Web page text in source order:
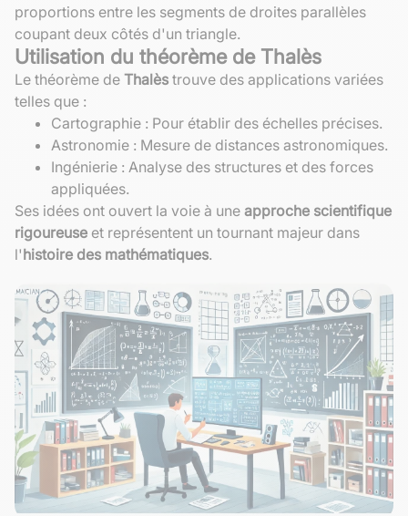
proportions entre les segments de droites parallèles
coupant deux côtés d'un triangle.
Utilisation du théorème de Thalès
Le théorème de Thalès trouve des applications variées
telles que :
Cartographie : Pour établir des échelles précises.
Astronomie : Mesure de distances astronomiques.
Ingénierie : Analyse des structures et des forces
appliquées.
Ses idées ont ouvert la voie à une approche scientifique
rigoureuse et représentent un tournant majeur dans
l'histoire des mathématiques.